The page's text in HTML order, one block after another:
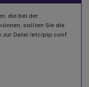
die bei der
sollten Sie die
zur Datei /etc/pip.conf